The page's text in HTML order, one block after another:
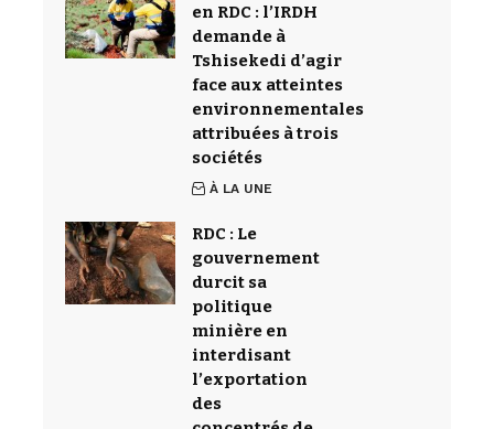
en RDC : l’IRDH
demande à
Tshisekedi d’agir
face aux atteintes
environnementales
attribuées à trois
sociétés
À LA UNE
RDC : Le
gouvernement
durcit sa
politique
minière en
interdisant
l’exportation
des